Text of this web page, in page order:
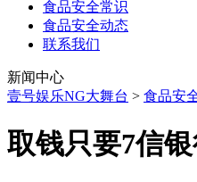
食品安全常识
食品安全动态
联系我们
新闻中心
壹号娱乐NG大舞台 > 食品安
取钱只要7信